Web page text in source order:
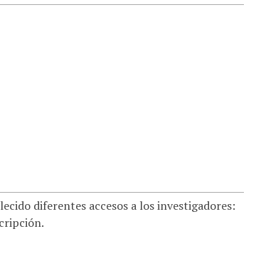
diferentes accesos a los investigadores: